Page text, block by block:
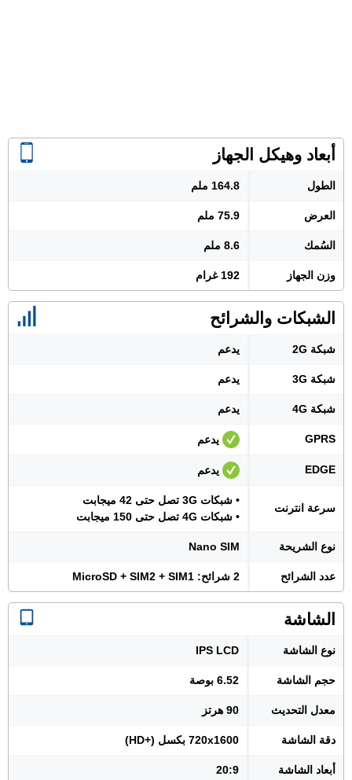
أبعاد وهيكل الجهاز
الطول 164.8 ملم
العرض 75.9 ملم
السُمك 8.6 ملم
وزن الجهاز 192 غرام
الشبكات والشرائح
شبكة 2G يدعم
شبكة 3G يدعم
شبكة 4G يدعم
GPRS يدعم
EDGE يدعم
سرعة انترنت
• شبكات 3G تصل حتى 42 ميجابت
• شبكات 4G تصل حتى 150 ميجابت
نوع الشريحة Nano SIM
عدد الشرائح 2 شرائح: MicroSD + SIM2 + SIM1
الشاشة
نوع الشاشة IPS LCD
حجم الشاشة 6.52 بوصة
معدل التحديث 90 هرتز
دقة الشاشة 720x1600 بكسل (+HD)
أبعاد الشاشة 20:9